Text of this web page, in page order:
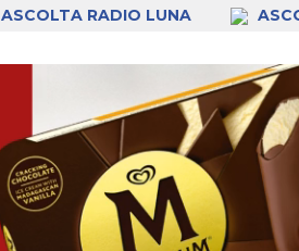
ASCOLTA RADIO LUNA